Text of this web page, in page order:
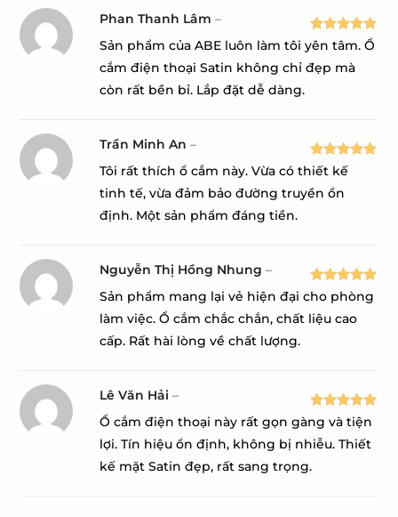
Được xếp
hạng55
Phan Thanh Lâm–
Sản phẩm của ABE luôn làm tôi yên tâm. Ổ
cắm điện thoại Satin không chỉ đẹp mà
còn rất bền bỉ. Lắp đặt dễ dàng.
Được xếp
hạng5
Trần Minh An–
Tôi rất thích ổ cắm này. Vừa có thiết kế
tinh tế, vừa đảm bảo đường truyền ổn
định. Một sản phẩm đáng tiền.
Được xếp
hạng55
Nguyễn Thị Hồng Nhung–
Sản phẩm mang lại vẻ hiện đại cho phòng
làm việc. Ổ cắm chắc chắn, chất liệu cao
cấp. Rất hài lòng về chất lượng.
Được xếp
hạng 55
Lê Văn Hải–
Ổ cắm điện thoại này rất gọn gàng và tiện
lợi. Tín hiệu ổn định, không bị nhiễu. Thiết
kế mặt Satin đẹp, rất sang trọng.